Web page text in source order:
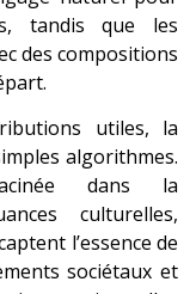
tandis que les
des compositions
utiles, la
algorithmes.
dans la
culturelles,
l’essence de
sociétaux et